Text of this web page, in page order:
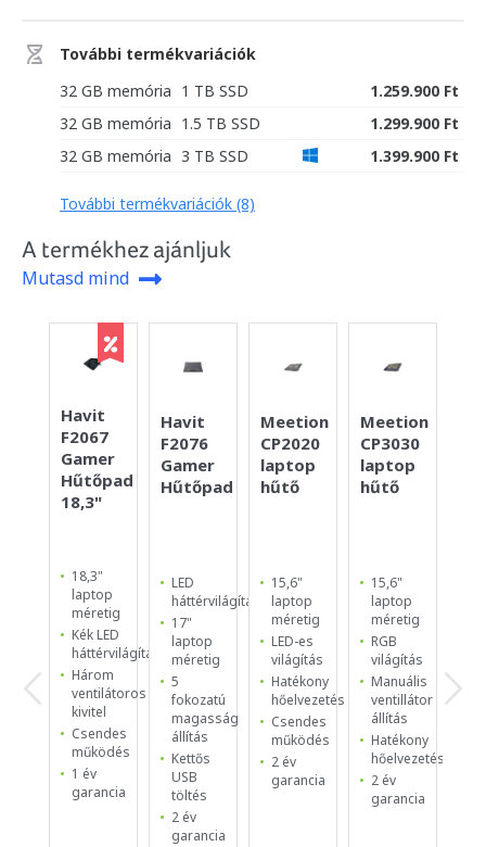
További termékvariációk
32 GB memória 1 TB SSD
1.259.900 Ft
32 GB memória 1.5 TB SSD
1.299.900 Ft
32 GB memória 3 TB SSD 1.399.900 Ft
További termékvariációk (8)
A termékhez ajánljuk
Mutasd mind
Havit
F2067
Gamer
Hűtőpad
18,3"
18,3"
laptop
méretig
Kék LED
háttérvilágítás
Három
ventilátoros
kivitel
Csendes
működés
1 év
garancia
Havit
F2076
Gamer
Hűtőpad
LED
háttérvilágítás
17"
laptop
méretig
5
fokozatú
magasság
állítás
Kettős
USB
töltés
2 év
garancia
Meetion
CP2020
laptop
hűtő
15,6"
laptop
méretig
LED-es
világítás
Hatékony
hőelvezetés
Csendes
működés
2 év
garancia
Meetion
CP3030
laptop
hűtő
15,6"
laptop
méretig
RGB
világítás
Manuális
ventillátor
állítás
Hatékony
hőelvezetés
2 év
garancia